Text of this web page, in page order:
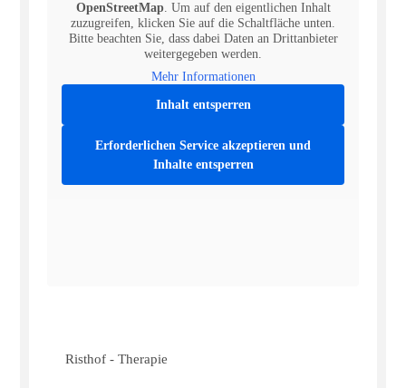
OpenStreetMap. Um auf den eigentlichen Inhalt
zuzugreifen, klicken Sie auf die Schaltfläche unten.
Bitte beachten Sie, dass dabei Daten an Drittanbieter
weitergegeben werden.
Mehr Informationen
Inhalt entsperren
Erforderlichen Service akzeptieren und
Inhalte entsperren
Risthof - Therapie